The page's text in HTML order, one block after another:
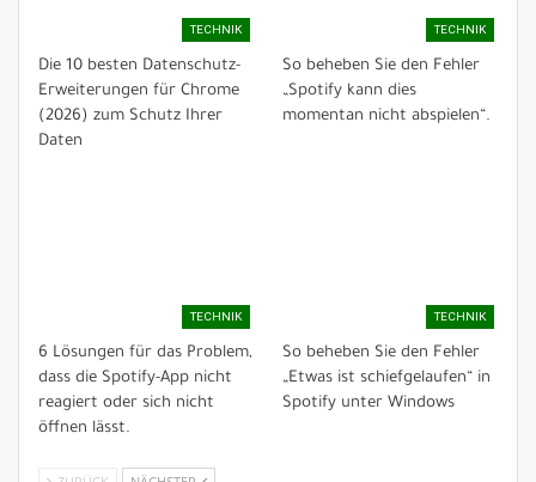
TECHNIK
Die 10 besten Datenschutz-
Erweiterungen für Chrome
(2026) zum Schutz Ihrer
Daten
TECHNIK
So beheben Sie den Fehler
„Spotify kann dies
momentan nicht abspielen“.
TECHNIK
6 Lösungen für das Problem,
dass die Spotify-App nicht
reagiert oder sich nicht
öffnen lässt.
TECHNIK
So beheben Sie den Fehler
„Etwas ist schiefgelaufen“ in
Spotify unter Windows